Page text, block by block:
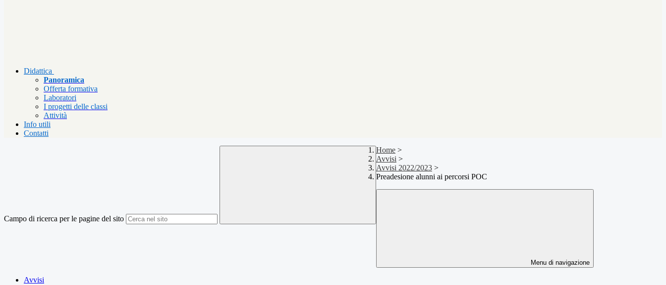
Didattica
Panoramica
Offerta formativa
Laboratori
I progetti delle classi
Attività
Info utili
Contatti
Campo di ricerca per le pagine del sito
Home >
Avvisi >
Avvisi 2022/2023 >
Preadesione alunni ai percorsi POC
Menu di navigazione
Avvisi